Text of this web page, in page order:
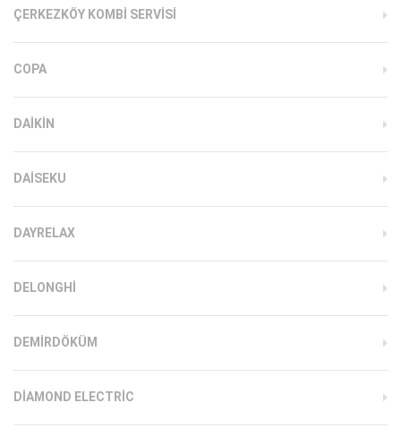
ÇERKEZKÖY KOMBI SERVISI
COPA
DAIKIN
DAISEKU
DAYRELAX
DELONGHI
DEMIRDÖKÜM
DIAMOND ELECTRIC